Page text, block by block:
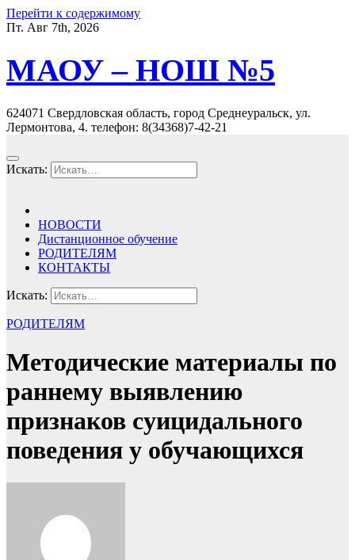
Перейти к содержимому
Пт. Авг 7th, 2026
МАОУ – НОШ №5
624071 Свердловская область, город Среднеуральск, ул.
Лермонтова, 4. телефон: 8(34368)7-42-21
Искать:
НОВОСТИ
Дистанционное обучение
РОДИТЕЛЯМ
КОНТАКТЫ
Искать:
РОДИТЕЛЯМ
Методические материалы по
раннему выявлению
признаков суицидального
поведения у обучающихся